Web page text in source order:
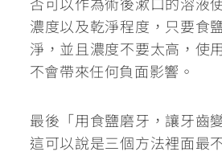
濃度以及乾淨程度 ，只要食
淨，並且濃度不要太高，使
不會帶來任何負面影響。
最後「用食鹽磨牙，讓牙齒
這可以說是三個方法裡面最